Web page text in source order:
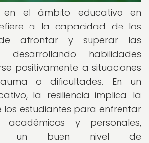
en el ámbito educativo en
a la capacidad de los
de afrontar y superar las
desarrollando habilidades
positivamente a situaciones
o dificultades. En un
la resiliencia implica la
estudiantes para enfrentar
y personales,
un buen nivel de